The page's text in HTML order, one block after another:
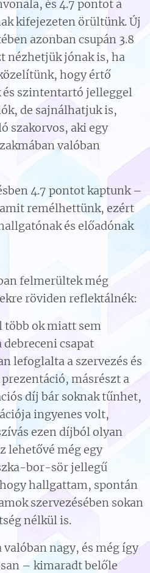
és 4.7 pontot a
kifejezeten örültünk. Új
azonban csupán 3.8
nézhetjük jónak is, ha
hogy értő
és szintentartó jelleggel
de sajnálhatjuk is,
szakorvos, aki egy
valóban
4.7 pontot kaptunk –
remélhettünk, ezért
és előadónak
felmerültek még
röviden reflektálnék:
több ok miatt sem
csapat
lefoglalta a szervezés és
másrészt a
díj bár soknak tűnhet,
ingyenes volt,
ezen díjból olyan
lehetővé még egy
bor-sör jellegű
hallgattam, spontán
szervezésében sokan
nélkül is.
nagy, és még így
– kimaradt belőle